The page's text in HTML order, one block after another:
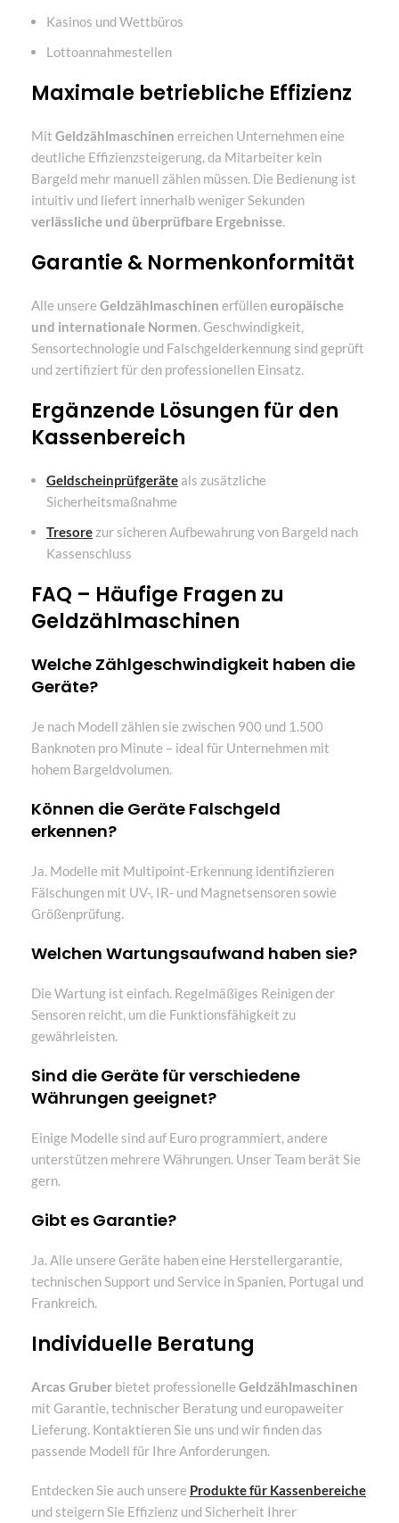
Kasinos und Wettbüros
Lottoannahmestellen
Maximale betriebliche Effizienz
Mit Geldzählmaschinen erreichen Unternehmen eine
deutliche Effizienzsteigerung, da Mitarbeiter kein
Bargeld mehr manuell zählen müssen. Die Bedienung ist
intuitiv und liefert innerhalb weniger Sekunden
verlässliche und überprüfbare Ergebnisse.
Garantie & Normenkonformität
Alle unsere Geldzählmaschinen erfülleneuropäische
und internationale Normen. Geschwindigkeit,
Sensortechnologie und Falschgelderkennung sind geprüft
und zertifiziert für den professionellen Einsatz.
Ergänzende Lösungen für den
Kassenbereich
Geldscheinprüfgeräte als zusätzliche
Sicherheitsmaßnahme
Tresore zur sicheren Aufbewahrung von Bargeld nach
Kassenschluss
FAQ – Häufige Fragen zu
Geldzählmaschinen
Welche Zählgeschwindigkeit haben die
Geräte?
Je nach Modell zählen sie zwischen 900 und 1.500
Banknoten pro Minute – ideal für Unternehmen mit
hohem Bargeldvolumen.
Können die Geräte Falschgeld
erkennen?
Ja. Modelle mit Multipoint-Erkennung identifizieren
Fälschungen mit UV-, IR- und Magnetsensoren sowie
Größenprüfung.
Welchen Wartungsaufwand haben sie?
Die Wartung ist einfach. Regelmäßiges Reinigen der
Sensoren reicht, um die Funktionsfähigkeit zu
gewährleisten.
Sind die Geräte für verschiedene
Währungen geeignet?
Einige Modelle sind auf Euro programmiert, andere
unterstützen mehrere Währungen. Unser Team berät Sie
gern.
Gibt es Garantie?
Ja. Alle unsere Geräte haben eine Herstellergarantie,
technischen Support und Service in Spanien, Portugal und
Frankreich.
Individuelle Beratung
Arcas Gruber bietet professionelle Geldzählmaschinen
mit Garantie, technischer Beratung und europaweiter
Lieferung. Kontaktieren Sie uns und wir finden das
passende Modell für Ihre Anforderungen.
Entdecken Sie auch unsere Produkte für Kassenbereiche
und steigern Sie Effizienz und Sicherheit Ihrer